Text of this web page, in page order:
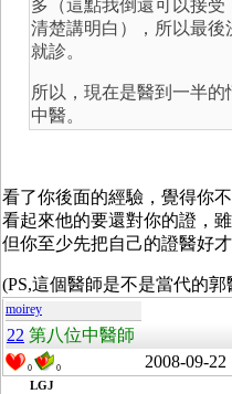
多（這點我倒還可以接
清楚講明白），所以最
就診。
所以，現在是醫到一半
中醫。
看了你後面的經驗，覺得你
看起來他的要還對你的證，
但你至少先把自己的證醫好才
(PS,這個醫師是不是當代的郭
moirey
22 第八位中醫師
0 0 2008-09-22
LGJ